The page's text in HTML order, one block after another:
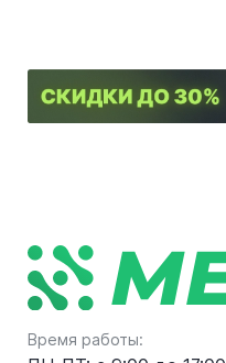
Время работы: